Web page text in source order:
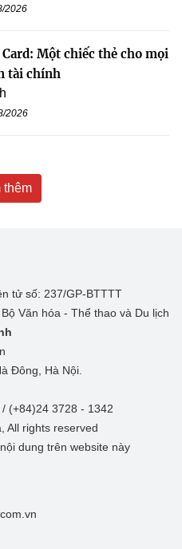
2026
Card: Một chiếc thẻ cho mọi
tài chính
2026
thêm
tử số: 237/GP-BTTTT
Văn hóa - Thể thao và Du lịch
Đông, Hà Nội.
(+84)24 3728 - 1342
All rights reserved
dung trên website này